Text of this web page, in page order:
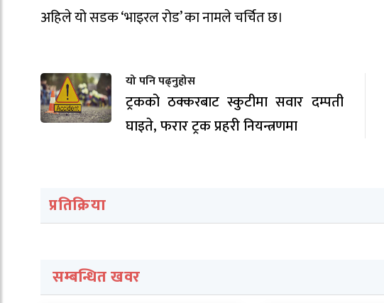
अहिले यो सडक ‘भाइरल रोड’ का नामले चर्चित छ।
यो पनि पढ्नुहोस
ट्रकको ठक्करबाट स्कुटीमा सवार दम्पती
घाइते, फरार ट्रक प्रहरी नियन्त्रणमा
प्रतिक्रिया
सम्बन्धित खवर